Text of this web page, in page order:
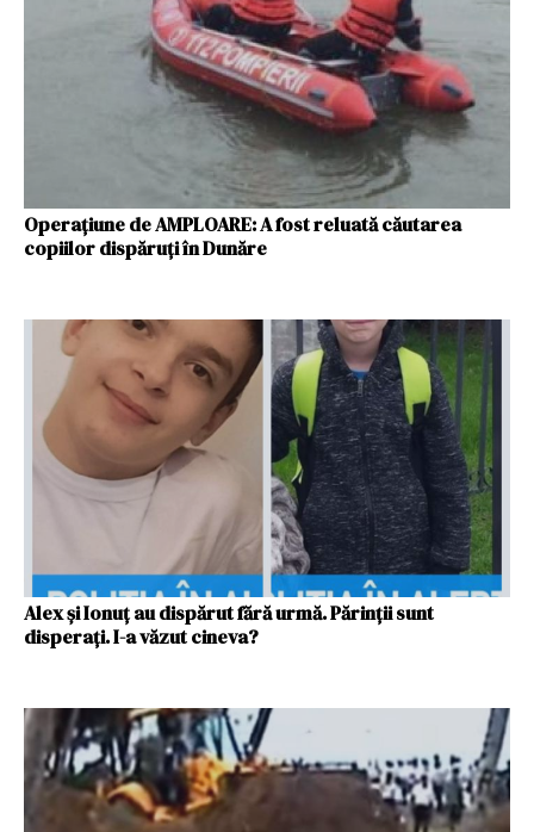
Operațiune de AMPLOARE: A fost reluată căutarea
copiilor dispăruți în Dunăre
Alex și Ionuț au dispărut fără urmă. Părinții sunt
disperați. I-a văzut cineva?